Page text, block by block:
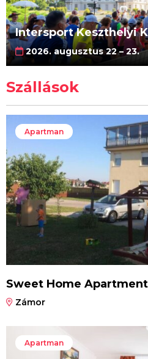
Intersport Keszthelyi
2026. augusztus 22 – 23.
Szállások
Apartman
Sweet Home Apartment
Zámor
Apartman